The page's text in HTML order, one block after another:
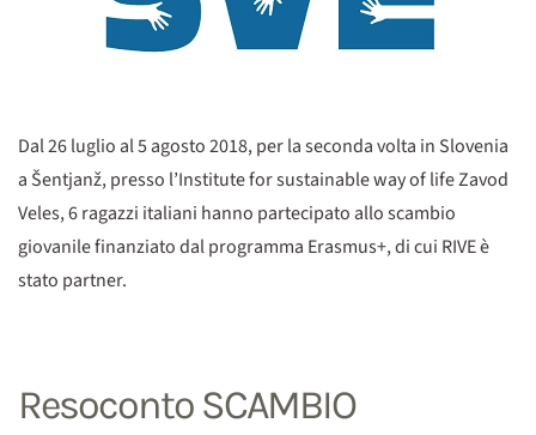
Dal 26 luglio al 5 agosto 2018, per la seconda volta in Slovenia
a Šentjanž, presso l’Institute for sustainable way of life Zavod
Veles, 6 ragazzi italiani hanno partecipato allo scambio
giovanile finanziato dal programma Erasmus+, di cui RIVE è
stato partner.
Resoconto SCAMBIO